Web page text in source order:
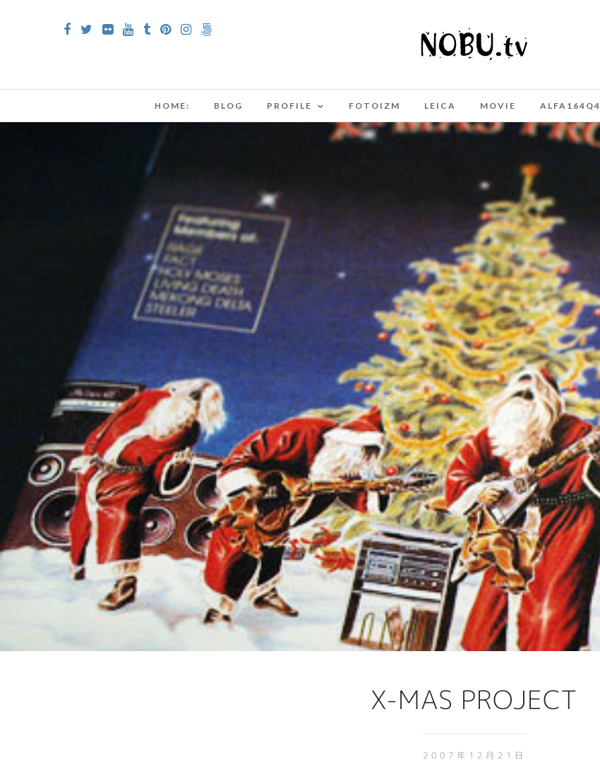
HOME: BLOG PROFILE FOTOIZM LEICA MOVIE ALFA164Q4
X-MAS PROJECT
2007年12月21日